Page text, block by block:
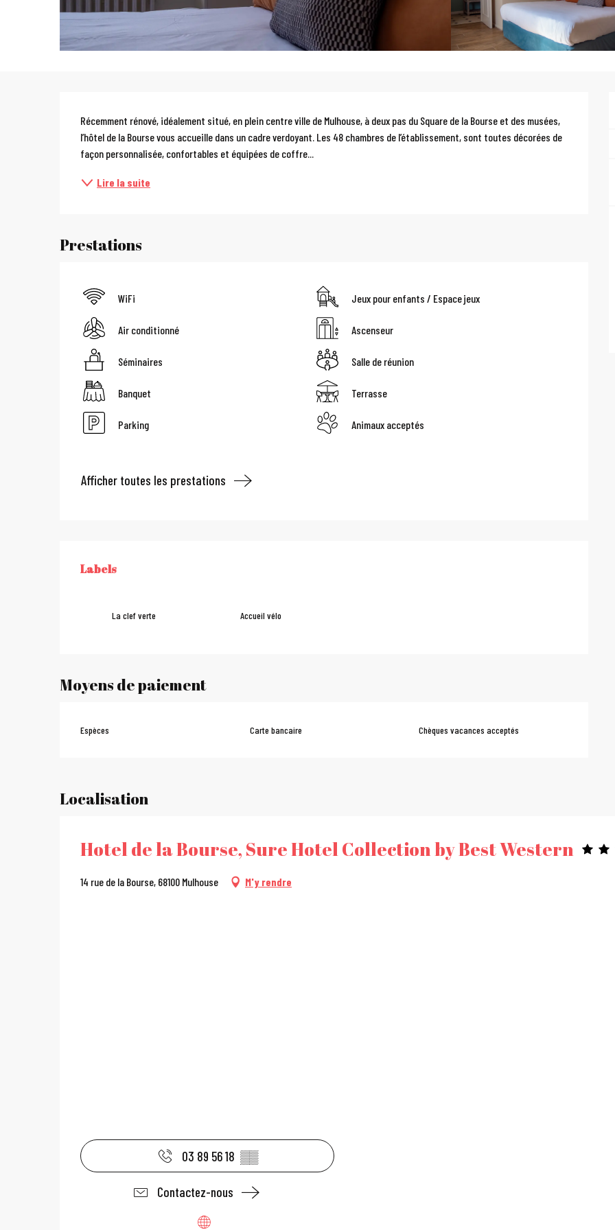
Description
Récemment rénové, idéalement situé, en plein centre ville de Mulhouse, à deux pas du Square de la Bourse et des musées,
l’hôtel de la Bourse vous accueille dans un cadre verdoyant. Les 48 chambres de l’établissement, sont toutes décorées de
façon personnalisée, confortables et équipées de coffre...
Lire la suite
Prestations
WiFi Jeux pour enfants / Espace jeux
Air conditionné Ascenseur
Séminaires Salle de réunion
Banquet Terrasse
Parking Animaux acceptés
Afficher toutes les prestations
Offres de prestations
LABELS
Labels
La clef verte Accueil vélo
Moyens de paiement
Espèces Carte bancaire Chèques vacances acceptés
Localisation
Hotel de la Bourse, Sure Hotel Collection by Best Western
14 rue de la Bourse, 68100 Mulhouse M'y rendre
03 89 56 18 ▒▒
Contactez-nous